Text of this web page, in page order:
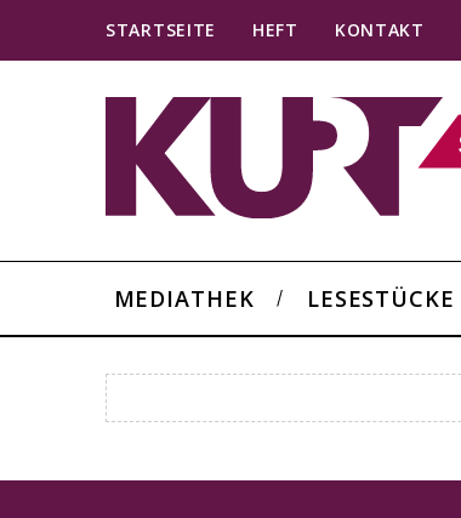
STARTSEITE HEFT KONTAKT
MEDIATHEK LESESTÜCKE